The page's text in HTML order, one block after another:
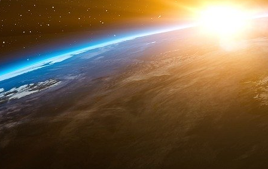
Le député de la Drôme Thibaut Monnier
Troie des ingérences étrangères et un coup
qui risquerait de « priver les citoyens
ses yeux, accorder le droit de vote à «
reviendrait à « brader la citoyenneté française
Citant une série de pays européens ayant
Léa Balage El Mariky a rétorqué que le droit
entraîné « aucun vote communautaire ou
« renforce plutôt la participation globale de 4 à